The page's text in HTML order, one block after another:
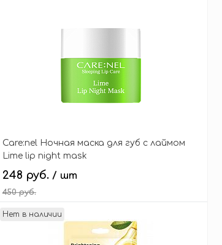
Care:nel Ночная маска для губ с лаймом
Lime lip night mask
248 руб. / шт
450 руб.
В корзину
Нет в наличии